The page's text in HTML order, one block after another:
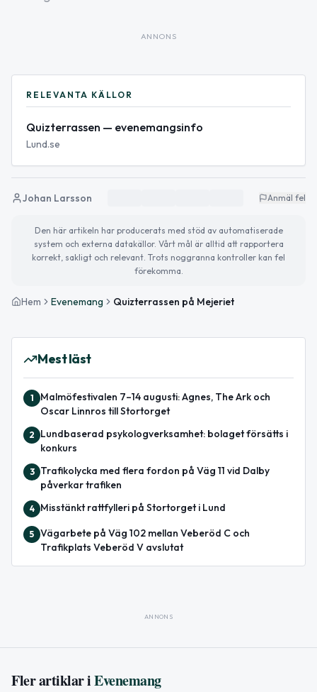
ANNONS
RELEVANTA KÄLLOR
Quizterrassen — evenemangsinfo
Lund.se
Johan Larsson Anmäl fel
Den här artikeln har producerats med stöd av automatiserade
system och externa datakällor. Vårt mål är alltid att rapportera
korrekt, sakligt och relevant. Trots noggranna kontroller kan fel
förekomma.
Hem Evenemang Quizterrassen på Mejeriet
Mest läst
1
Malmöfestivalen 7–14 augusti: Agnes, The Ark och
Oscar Linnros till Stortorget
2
Lundbaserad psykologverksamhet: bolaget försätts i
konkurs
3
Trafikolycka med flera fordon på Väg 11 vid Dalby
påverkar trafiken
4 Misstänkt rattfylleri på Stortorget i Lund
5 Vägarbete på Väg 102 mellan Veberöd C och
Trafikplats Veberöd V avslutat
ANNONS
Fler artiklar iEvenemang